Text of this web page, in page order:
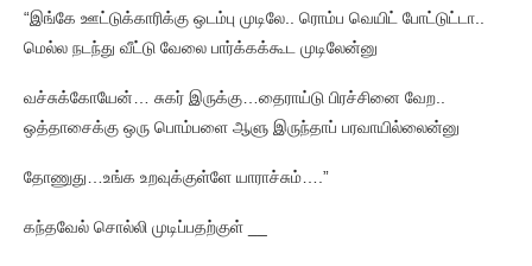
“இங்கே ஊட்டுக்காரிக்கு ஒடம்பு முடிலே.. ரொம்ப வெயிட் போட்டுட்டா..
மெல்ல நடந்து வீட்டு வேலை பார்க்கக்கூட முடிலேன்னு
வச்சுக்கோயேன்… சுகர் இருக்கு…தைராய்டு பிரச்சினை வேற..
ஒத்தாசைக்கு ஒரு பொம்பளை ஆளு இருந்தாப் பரவாயில்லைன்னு
தோணுது…உங்க உறவுக்குள்ளே யாராச்சும்….”
கந்தவேல் சொல்லி முடிப்பதற்குள் __